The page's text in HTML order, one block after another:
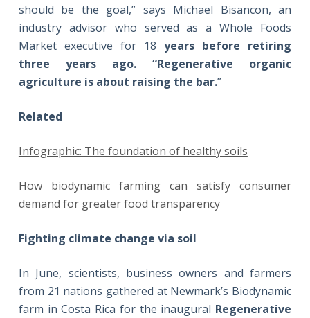
should be the goal,” says Michael Bisancon, an
industry advisor who served as a Whole Foods
Market executive for 18years before retiring
three years ago. “Regenerative
organic
agriculture is about raising the bar.”
Related
Infographic: The foundation of healthy soils
How biodynamic farming can satisfy consumer
demand for greater food transparency
Fighting climate change via soil
In June, scientists, business owners and farmers
from 21 nations gathered at Newmark’s Biodynamic
farm in Costa Rica for the inaugural Regenerative